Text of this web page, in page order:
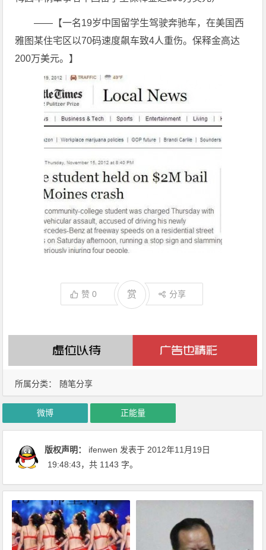
所属分类： 随笔分享
——【一名19岁中国留学生驾驶奔驰车，在美国西
雅图某住宅区以70码速度飙车致4人重伤。保释金高达
200万美元。】
赞0 赏 分享
微博 正能量
版权声明： ifenwen 发表于 2012年11月19日
19:48:43，共 1143 字。